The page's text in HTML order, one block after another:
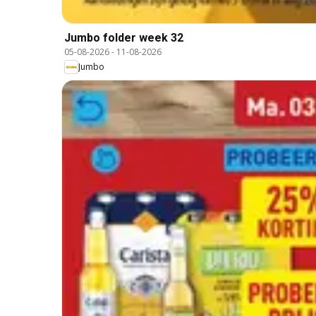
Jumbo folder week 32
05-08-2026- 11-08-2026
Jumbo